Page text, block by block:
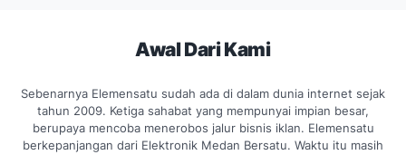
Awal Dari Kami
Sebenarnya Elemensatu sudah ada di dalam dunia internet sejak
tahun 2009. Ketiga sahabat yang mempunyai impian besar,
berupaya mencoba menerobos jalur bisnis iklan. Elemensatu
berkepanjangan dari Elektronik Medan Bersatu. Waktu itu masih